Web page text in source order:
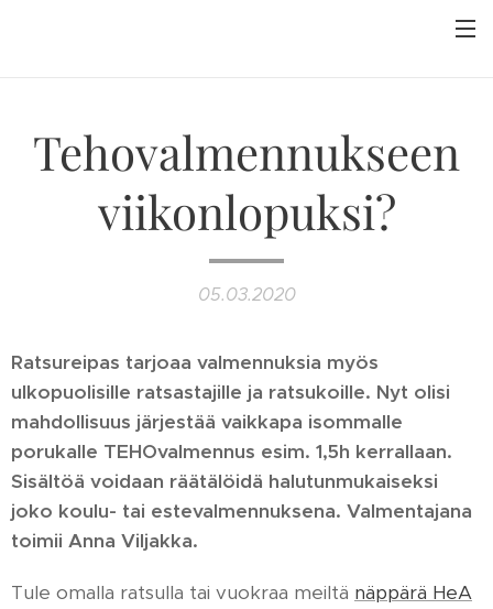
Tehovalmennukseen
viikonlopuksi?
05.03.2020
Ratsureipas tarjoaa valmennuksia myös
ulkopuolisille ratsastajille ja ratsukoille. Nyt olisi
mahdollisuus järjestää vaikkapa isommalle
porukalle TEHOvalmennus esim. 1,5h kerrallaan.
Sisältöä voidaan räätälöidä halutunmukaiseksi
joko koulu- tai estevalmennuksena. Valmentajana
toimii Anna Viljakka.
Tule omalla ratsulla tai vuokraa meiltä näppärä HeA